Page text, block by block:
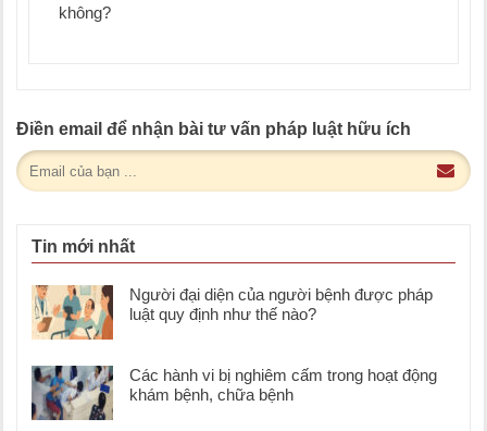
không?
Điền email để nhận bài tư vấn pháp luật hữu ích
Tin mới nhất
Người đại diện của người bệnh được pháp
luật quy định như thế nào?
Các hành vi bị nghiêm cấm trong hoạt động
khám bệnh, chữa bệnh